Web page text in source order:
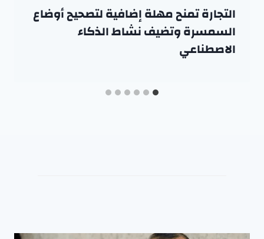
التجارة تمنح مهلة إضافية لتصحيح أوضاع
السمسرة وتضيف نشاط الذكاء
الاصطناعي